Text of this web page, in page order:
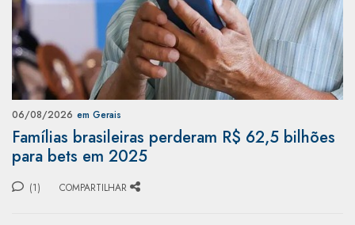
06/08/2026 em Gerais
Famílias brasileiras perderam R$ 62,5 bilhões
para bets em 2025
(1) COMPARTILHAR